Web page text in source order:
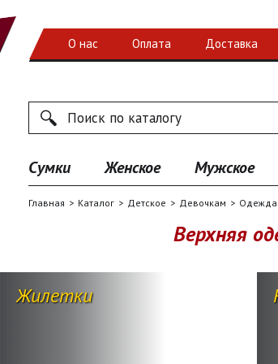
О нас Оплата Доставка
Поиск по каталогу
Поиск
Сумки Женское Мужское
Главная Каталог Детское Девочкам Одежда
Верхняя
Жилетки